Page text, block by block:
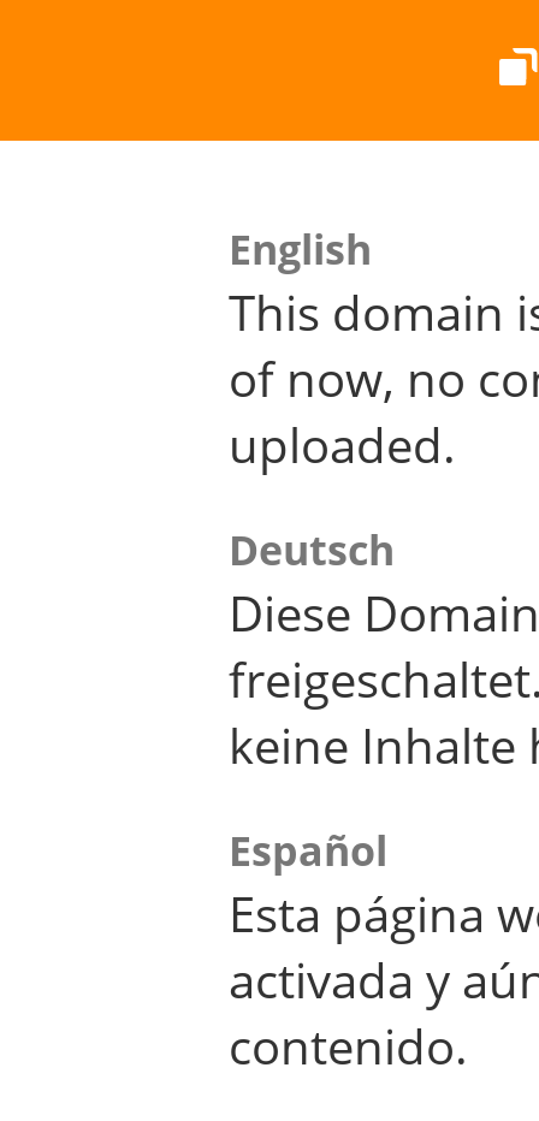
English
This domain
of now, no
uploaded.
Deutsch
Diese
keine Inhalte
Español
Esta página
activada y
contenido.